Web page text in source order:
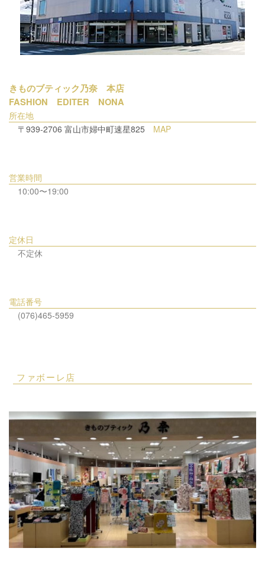
きものブティック乃奈 本店
FASHION EDITER NONA
所在地
〒939-2706 富山市婦中町速星825 MAP
営業時間
10:00〜19:00
定休日
不定休
電話番号
(076)465-5959
ファボーレ店